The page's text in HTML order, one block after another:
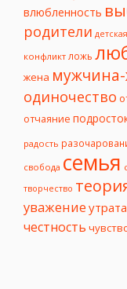
влюбленность
родители
конфликт ложь
жена
одиночество
отчаяние
радость
свобода семья
творчество
уважение утрата
честность